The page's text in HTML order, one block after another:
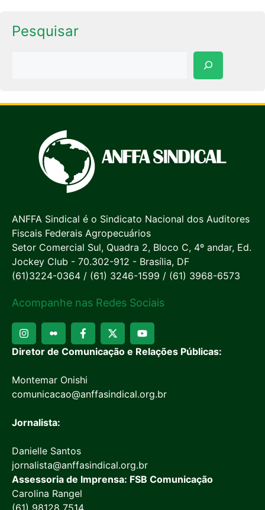
Pesquisar
ANFFA Sindical é o Sindicato Nacional dos Auditores
Fiscais Federais Agropecuários
Setor Comercial Sul, Quadra 2, Bloco C, 4º andar, Ed.
Jockey Club - 70.302-912 - Brasília, DF
(61)3224-0364 / (61) 3246-1599 / (61) 3968-6573
Acompanhe nas Redes Sociais
Diretor de Comunicação e Relações Públicas:
Montemar Onishi
comunicacao@anffasindical.org.br
Jornalista:
Danielle Santos
jornalista@anffasindical.org.br
Assessoria de Imprensa: FSB Comunicação
Carolina Rangel
(61) 98128 7514